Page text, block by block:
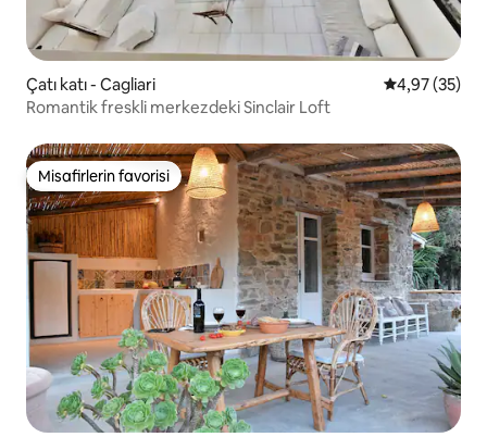
Çatı katı - Cagliari 5 üzerinden
4,97 (35)
Romantik freskli merkezdeki Sinclair Loft
Misafirlerin favorisi
Misafirlerin favorisi